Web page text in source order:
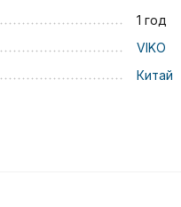
1 год
VIKO
Китай